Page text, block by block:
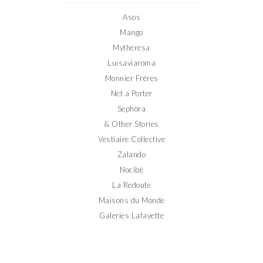
Asos
Mango
Mytheresa
Luisaviaroma
Monnier Frères
Net a Porter
Sephora
& Other Stories
Vestiaire Collective
Zalando
Nocibé
La Redoute
Maisons du Monde
Galeries Lafayette